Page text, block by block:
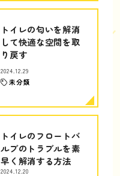
トイレの匂いを解消
して快適な空間を取
り戻す
2024.12.29
未分類
トイレのフロートバ
ルブのトラブルを素
早く解消する方法
2024.12.20